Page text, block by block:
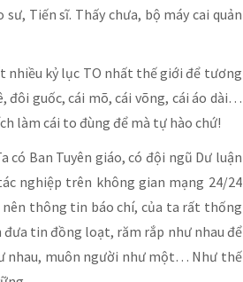
Tiến sĩ. Thấy chưa, bộ máy cai quản
nhiều kỷ lục TO nhất thế giới để tương
đôi guốc, cái mõ, cái võng, cái áo dài…
làm cái to đùng để mà tự hào chứ!
có Ban Tuyên giáo, có đội ngũ Dư luận
nghiệp trên không gian mạng 24/24
thông tin báo chí, của ta rất thống
tin đồng loạt, răm rắp như nhau để
nhau, muôn người như một… Như thế